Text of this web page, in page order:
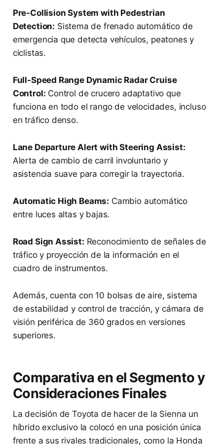
Pre-Collision System with Pedestrian
Detection: Sistema de frenado automático de
emergencia que detecta vehículos, peatones y
ciclistas.
Full-Speed Range Dynamic Radar Cruise
Control: Control de crucero adaptativo que
funciona en todo el rango de velocidades, incluso
en tráfico denso.
Lane Departure Alert with Steering Assist:
Alerta de cambio de carril involuntario y
asistencia suave para corregir la trayectoria.
Automatic High Beams: Cambio automático
entre luces altas y bajas.
Road Sign Assist: Reconocimiento de señales de
tráfico y proyección de la información en el
cuadro de instrumentos.
Además, cuenta con 10 bolsas de aire, sistema
de estabilidad y control de tracción, y cámara de
visión periférica de 360 grados en versiones
superiores.
Comparativa en el Segmento y
Consideraciones Finales
La decisión de Toyota de hacer de la Sienna un
híbrido exclusivo la colocó en una posición única
frente a sus rivales tradicionales, como la Honda